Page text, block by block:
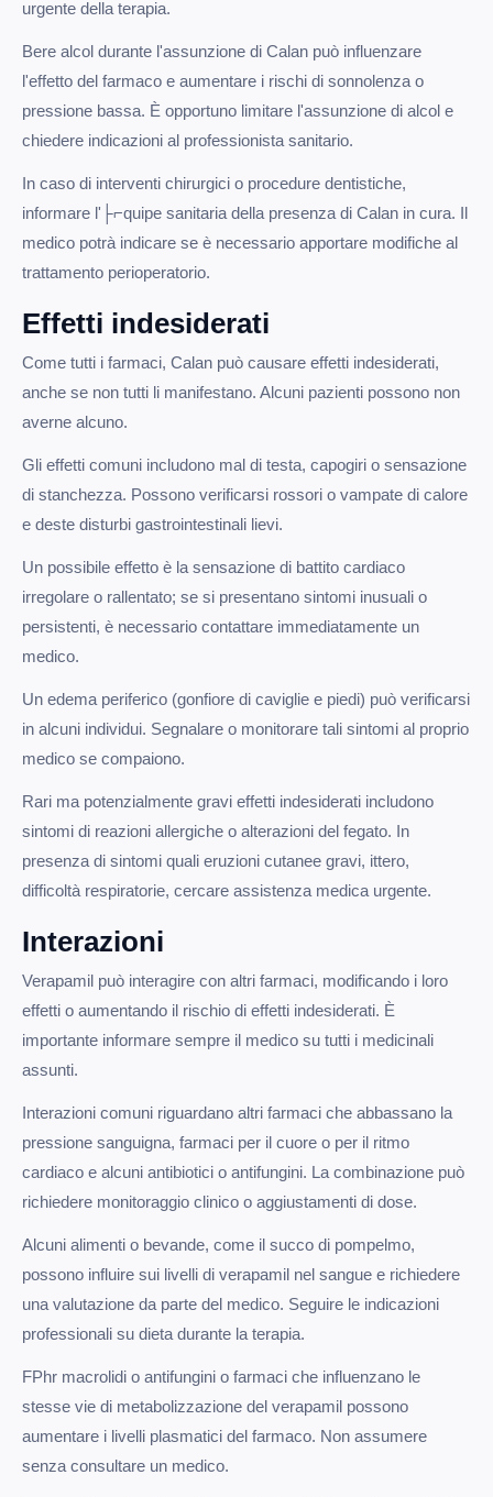
urgente della terapia.
Bere alcol durante l'assunzione di Calan può influenzare
l'effetto del farmaco e aumentare i rischi di sonnolenza o
pressione bassa. È opportuno limitare l'assunzione di alcol e
chiedere indicazioni al professionista sanitario.
In caso di interventi chirurgici o procedure dentistiche,
informare l'├⌐quipe sanitaria della presenza di Calan in cura. Il
medico potrà indicare se è necessario apportare modifiche al
trattamento perioperatorio.
Effetti indesiderati
Come tutti i farmaci, Calan può causare effetti indesiderati,
anche se non tutti li manifestano. Alcuni pazienti possono non
averne alcuno.
Gli effetti comuni includono mal di testa, capogiri o sensazione
di stanchezza. Possono verificarsi rossori o vampate di calore
e deste disturbi gastrointestinali lievi.
Un possibile effetto è la sensazione di battito cardiaco
irregolare o rallentato; se si presentano sintomi inusuali o
persistenti, è necessario contattare immediatamente un
medico.
Un edema periferico (gonfiore di caviglie e piedi) può verificarsi
in alcuni individui. Segnalare o monitorare tali sintomi al proprio
medico se compaiono.
Rari ma potenzialmente gravi effetti indesiderati includono
sintomi di reazioni allergiche o alterazioni del fegato. In
presenza di sintomi quali eruzioni cutanee gravi, ittero,
difficoltà respiratorie, cercare assistenza medica urgente.
Interazioni
Verapamil può interagire con altri farmaci, modificando i loro
effetti o aumentando il rischio di effetti indesiderati. È
importante informare sempre il medico su tutti i medicinali
assunti.
Interazioni comuni riguardano altri farmaci che abbassano la
pressione sanguigna, farmaci per il cuore o per il ritmo
cardiaco e alcuni antibiotici o antifungini. La combinazione può
richiedere monitoraggio clinico o aggiustamenti di dose.
Alcuni alimenti o bevande, come il succo di pompelmo,
possono influire sui livelli di verapamil nel sangue e richiedere
una valutazione da parte del medico. Seguire le indicazioni
professionali su dieta durante la terapia.
FPhr macrolidi o antifungini o farmaci che influenzano le
stesse vie di metabolizzazione del verapamil possono
aumentare i livelli plasmatici del farmaco. Non assumere
senza consultare un medico.